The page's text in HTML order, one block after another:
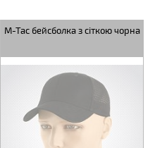
M-Tac бейсболка з сіткою чорна